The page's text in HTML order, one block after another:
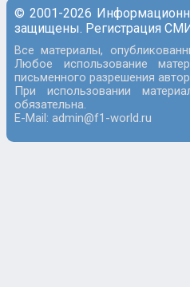
© 2001-2026
защищены. Регистрация
Все материалы,
Любое использование
письменного разрешения
При использовании
обязательна.
E-Mail: admin@f1-world.ru